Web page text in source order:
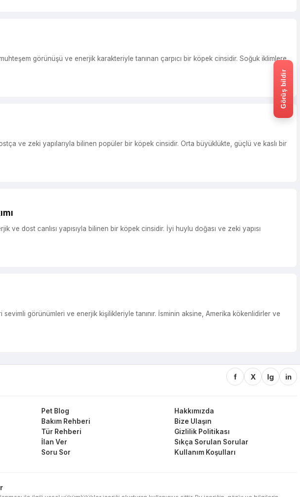
sevimli görünümleri ve enerjik kişilikleriyle tanınır. İsminin aksine, Amerika kökenlidirler ve
f X Ig in
Pet Blog
Bakım Rehberi
Tür Rehberi
İlan Ver
Soru Sor
Hakkımızda
Bize Ulaşın
Gizlilik Politikası
Sıkça Sorulan Sorular
Kullanım Koşulları
Görüş bildir